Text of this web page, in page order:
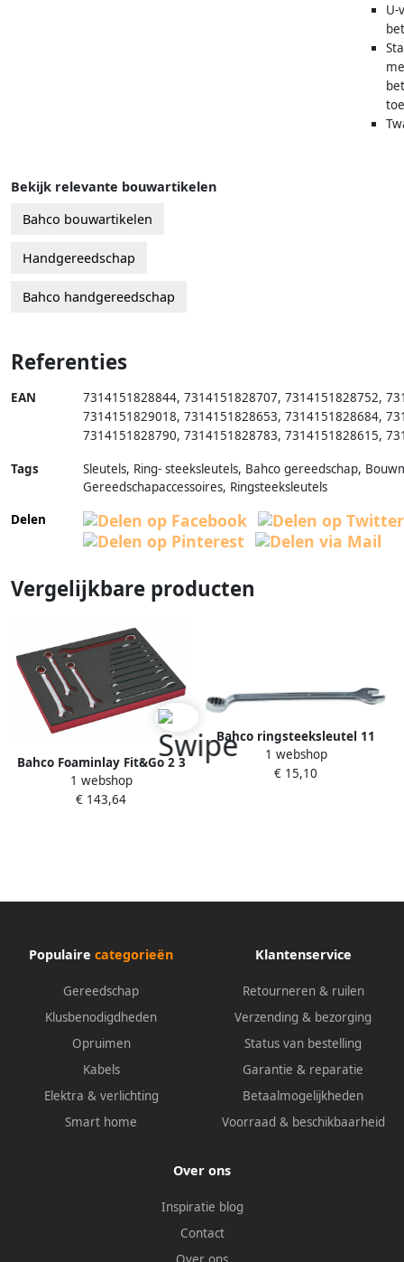
U-
Bekijk relevante bouwartikelen
Bahco bouwartikelen
Handgereedschap
Bahco handgereedschap
Referenties
EAN 7314151828844, 7314151828707, 7314151828752,
7314151829018, 7314151828653, 7314151828684,
7314151828790, 7314151828783, 7314151828615,
Tags
Sleutels, Ring- steeksleutels, Bahco gereedschap,
Gereedschapaccessoires, Ringsteeksleutels
Delen
Vergelijkbare producten
Bahco Foaminlay Fit&Go 2 3
met sleutels | inch-maten 13-
delig FF1F3004
1 webshop
€ 143,64
Bahco ringsteeksleutel 11
16" | 1952Z-11 16
1 webshop
€ 15,10
Populaire categorieën
Gereedschap
Klusbenodigdheden
Opruimen
Kabels
Elektra & verlichting
Smart home
Klantenservice
Retourneren & ruilen
Verzending & bezorging
Status van bestelling
Garantie & reparatie
Betaalmogelijkheden
Voorraad & beschikbaarheid
Over ons
Inspiratie blog
Contact